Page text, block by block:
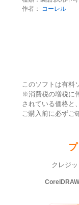
作者：
コーレル
このソフトは有料
※消費税の増税に
されている価格と
ご購入前に必ずご
クレジ